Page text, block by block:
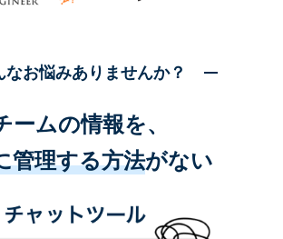
なお悩みありませんか？
ームの情報を、
管理する方法がない